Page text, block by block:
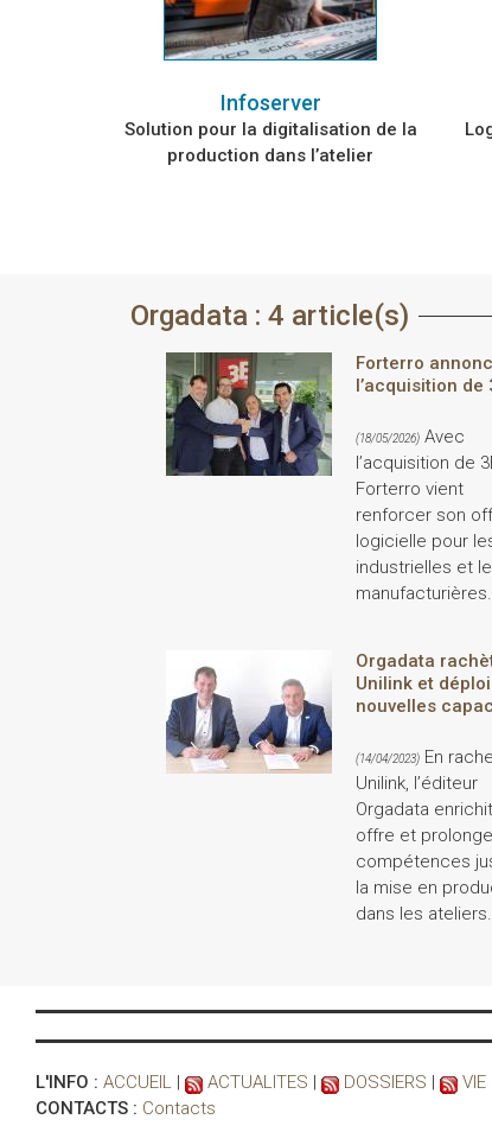
Infoserver
Solution pour la digitalisation de la
production dans l’atelier
Orgadata : 4 article(s)
Forterro
l’acquisition de
(18/05/2026) Avec
l’acquisition de
Forterro vient
renforcer son
logicielle pour
industrielles et
manufacturières.
Orgadata
Unilink et
nouvelles
(14/04/2023) En
Unilink, l’éditeur
Orgadata
offre et
compétences
la mise en
dans les ateliers.
L'INFO : ACCUEIL | ACTUALITES | DOSSIERS | VIE
CONTACTS : Contacts